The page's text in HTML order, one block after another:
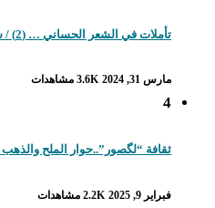
تأملات في الشعر الحساني … (2) / سيد...
مارس 31, 2024 3.6K مشاهدات
4
ثقافة “لگصور”..حوار الملح
فبراير 9, 2025 2.2K مشاهدات